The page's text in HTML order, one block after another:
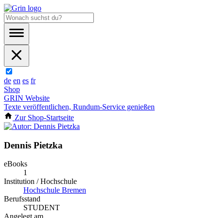
de en es fr
Shop
GRIN Website
Texte veröffentlichen, Rundum-Service genießen
Zur Shop-Startseite
Dennis Pietzka
eBooks
1
Institution / Hochschule
Hochschule Bremen
Berufsstand
STUDENT